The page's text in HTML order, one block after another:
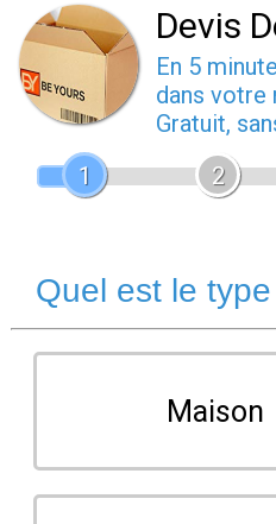
Devis
En 5
dans votre
Gratuit,
1
2
Quel est le
Maison